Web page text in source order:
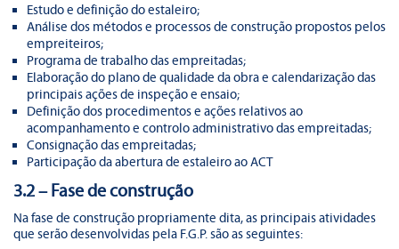
Estudo e definição do estaleiro;
Análise dos métodos e processos de construção propostos pelos
empreiteiros;
Programa de trabalho das empreitadas;
Elaboração do plano de qualidade da obra e calendarização das
principais ações de inspeção e ensaio;
Definição dos procedimentos e ações relativos ao
acompanhamento e controlo administrativo das empreitadas;
Consignação das empreitadas;
Participação da abertura de estaleiro ao ACT
3.2 – Fase de construção
Na fase de construção propriamente dita, as principais atividades
que serão desenvolvidas pela F.G.P. são as seguintes: